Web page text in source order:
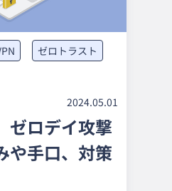
ゼロトラスト
2024.05.01
ゼロデイ攻撃
や手口、対策